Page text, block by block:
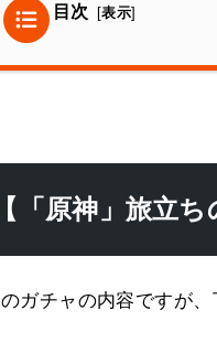
目次 [表示]
【「原神」旅立
ガチャの内容ですが